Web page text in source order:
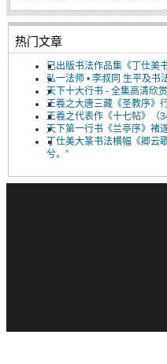
热门文章
已出版书法作品集《丁仕美
弘一法师 • 李叔同 生平及书
天下十大行书 - 全集高清欣赏
王羲之大唐三藏《圣教序》
王羲之代表作《十七帖》（
天下第一行书《兰亭序》褚
丁仕美大篆书法横幅《卿云
兮。”